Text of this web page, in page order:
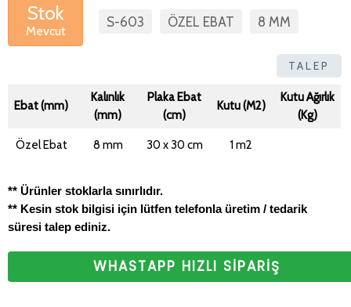
Stok
Mevcut
S-603 ÖZEL EBAT 8 MM
TALEP
Ebat (mm)
Kalınlık
(mm)
Plaka Ebat
(cm)
Kutu (M2)
Kutu Ağırlık
(Kg)
Özel Ebat 8 mm 30 x 30 cm 1 m2
** Ürünler stoklarla sınırlıdır.
** Kesin stok bilgisi için lütfen telefonla üretim / tedarik
süresi talep ediniz.
WHASTAPP HIZLI SİPARİŞ